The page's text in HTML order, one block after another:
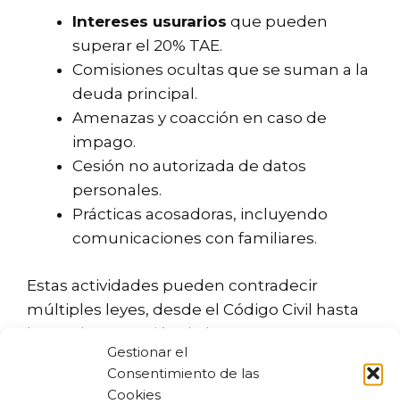
Gestionar el
Consentimiento de las
Cookies
Intereses usurarios que pueden
superar el 20% TAE.
Comisiones ocultas que se suman a la
deuda principal.
Amenazas y coacción en caso de
impago.
Cesión no autorizada de datos
personales.
Prácticas acosadoras, incluyendo
comunicaciones con familiares.
Estas actividades pueden contradecir
múltiples leyes, desde el Código Civil hasta
la Ley de Represión de la Usura, que protege
a los consumidores de prácticas abusivas.